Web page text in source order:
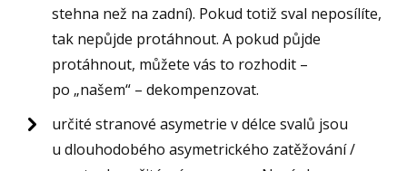
stehna než na zadní). Pokud totiž sval neposílíte,
tak nepůjde protáhnout. A pokud půjde
protáhnout, můžete vás to rozhodit –
po „našem“ – dekompenzovat.
určité stranové asymetrie v délce svalů jsou
u dlouhodobého asymetrického zatěžování /